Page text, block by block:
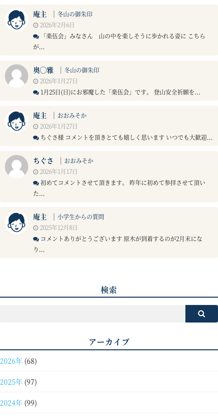
庵主 ｜ 冬山の御朱印
2026年2月6日
「楽伍会」みなさん 山の中を楽しそうに歩かれる姿に こちら
が...
奥◯雅 ｜ 冬山の御朱印
2026年1月27日
1月25日(日)にお邪魔した「楽伍会」です。 登山安全祈願を...
庵主 ｜ おおみそか
2026年1月27日
ちぐさ様 コメントを頂きとても嬉しく思います いつでも大歓迎...
ちぐさ ｜ おおみそか
2026年1月17日
初めてコメントさせて頂きます。 昨年に初めて参拝させて頂い
た...
庵主 ｜ 小学生からの質問
2025年12月8日
コメントありがとうございます 原木が到着するのが2月末にな
り...
検索
アーカイブ
2026年 (68)
2025年 (97)
2024年 (99)